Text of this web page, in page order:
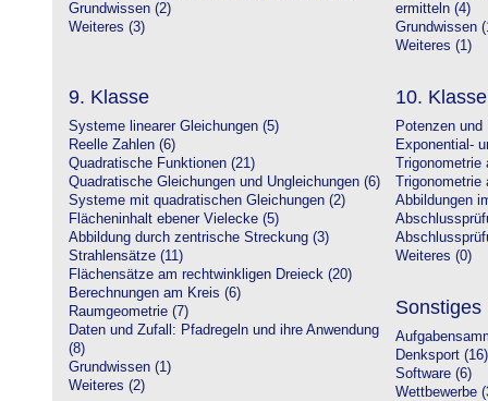
Grundwissen (2)
Weiteres (3)
ermitteln (4)
Grundwissen
Weiteres (1)
9. Klasse
Systeme linearer Gleichungen (5)
Reelle Zahlen (6)
Quadratische Funktionen (21)
Quadratische Gleichungen und Ungleichungen (6)
Systeme mit quadratischen Gleichungen (2)
Flächeninhalt ebener Vielecke (5)
Abbildung durch zentrische Streckung (3)
Strahlensätze (11)
Flächensätze am rechtwinkligen Dreieck (20)
Berechnungen am Kreis (6)
Raumgeometrie (7)
Daten und Zufall: Pfadregeln und ihre Anwendung
(8)
Grundwissen (1)
Weiteres (2)
10. Klasse
Potenzen
Exponential-
Abbildungen
Weiteres (0)
Sonstiges
Denksport (16)
Software (6)
Wettbewerbe